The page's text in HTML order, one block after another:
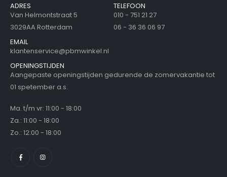
ADRES
Van Helmontstraat 5
3029AA Rotterdam
TELEFOON
010 - 751 21 27
06 - 36 36 06 97
EMAIL
klantenservice@pbmwinkel.nl
OPENINGSTIJDEN
Aangepaste openingstijden gedurende de zomervakantie tot
01 spetember a.s.
Ma. t/m vr: 11:00 - 18:00
Za.: 11:00 - 18:00
Zo.: 12:00 - 18:00